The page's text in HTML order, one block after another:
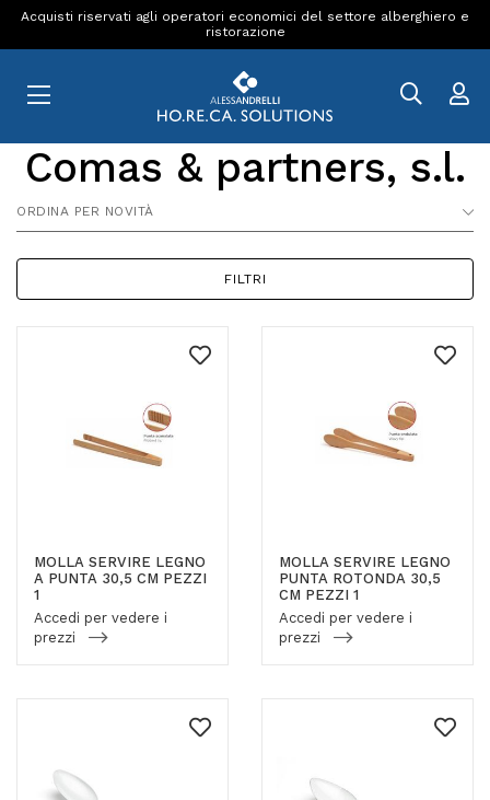
Acquisti riservati agli operatori economici del settore alberghiero e
ristorazione
Comas & partners, s.l.
ORDINA PER NOVITÀ
FILTRI
MOLLA SERVIRE LEGNO
A PUNTA 30,5 CM PEZZI
1
Accedi per vedere i
prezzi
MOLLA SERVIRE LEGNO
PUNTA ROTONDA 30,5
CM PEZZI 1
Accedi per vedere i
prezzi